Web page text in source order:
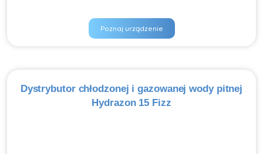
Poznaj urządzenie
Dystrybutor chłodzonej i gazowanej wody pitnej
Hydrazon 15 Fizz